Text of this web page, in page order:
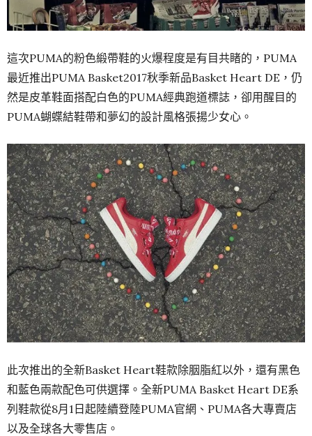
這次PUMA的粉色緞帶鞋的火爆程度是有目共睹的，PUMA
最近推出PUMA Basket2017秋季新品Basket Heart DE，仍
然是皮革鞋面搭配白色的PUMA經典跑道標誌，卻用醒目的
PUMA蝴蝶結鞋帶和夢幻的設計風格張揚少女心。
此次推出的全新Basket Heart鞋款除胭脂紅以外，還有黑色
和藍色兩款配色可供選擇。全新PUMA Basket Heart DE系
列鞋款從8月1日起陸續登陸PUMA官網、PUMA各大專賣店
以及全球各大零售店。